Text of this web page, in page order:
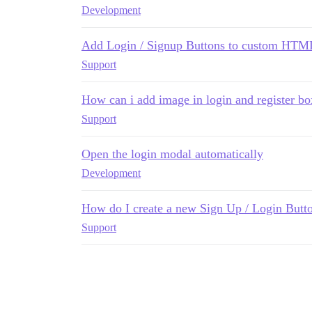
Development
Add Login / Signup Buttons to custom
Support
How can i add image in login and register
Support
Open the login modal automatically
Development
How do I create a new Sign Up / Login
Support